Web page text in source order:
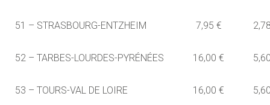
51 – STRASBOURG-ENTZHEIM 7,95 €
52 – TARBES-LOURDES-PYRÉNÉES 16,00 €
53 – TOURS-VAL DE LOIRE 16,00 €